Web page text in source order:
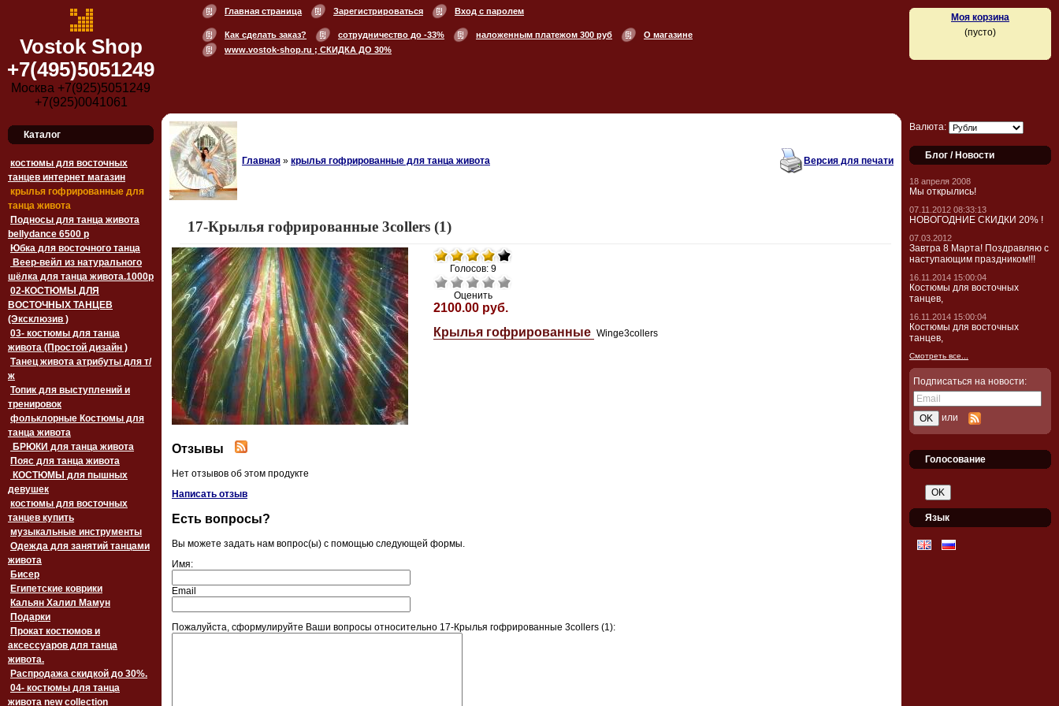
Vostok Shop
+7(495)5051249
Москва +7(925)5051249
+7(925)0041061
Главная страница Зарегистрироваться Вход с паролем
Как сделать заказ? сотрудничество до -33% наложенным платежом 300 руб
О магазине
www.vostok-shop.ru ; СКИДКА ДО 30%
Моя корзина
(пусто)
Каталог
костюмы для восточных
танцев интернет магазин
крылья гофрированные для
танца живота
Подносы для танца живота
bellydance 6500 p
Юбка для восточного танца
Веер-вейл из натурального
шёлка для танца живота.1000p
02-КОСТЮМЫ ДЛЯ
ВОСТОЧНЫХ ТАНЦЕВ
(Эксклюзив )
03- костюмы для танца
живота (Простой дизайн )
Танец живота атрибуты для т/
ж
Топик для выступлений и
тренировок
фольклорные Костюмы для
танца живота
БРЮКИ для танца живота
Пояс для танца живота
девушек
костюмы для восточных
танцев купить
музыкальные инструменты
Одежда для занятий танцами
живота
Бисер
Египетские коврики
Кальян Халил Мамун
Подарки
Прокат костюмов и
аксессуаров для танца
живота.
Распродажа скидкой до 30%.
04- костюмы для танца
живота new collection
Главная » крылья гофрированные для танца живота Версия для печати
17-Крылья гофрированные 3collers (1)
Голосов: 9
Оценить
2100.00 руб.
Крылья гофрированные Winge3collers
Отзывы
Нет отзывов об этом продукте
Написать отзыв
Есть вопросы?
Вы можете задать нам вопрос(ы) с помощью следующей формы.
Имя:
Email
Пожалуйста, сформулируйте Ваши вопросы относительно 17-Крылья гофрированные 3collers (1):
Валюта:
Блог / Новости
18 апреля 2008
Мы открылись!
07.11.2012 08:33:13
НОВОГОДНИЕ СКИДКИ 20% !
07.03.2012
Завтра 8 Марта! Поздравляю с
наступающим праздником!!!
16.11.2014 15:00:04
Костюмы для восточных
танцев,
16.11.2014 15:00:04
Костюмы для восточных
танцев,
Смотреть все...
Подписаться на новости:
или
Голосование
Язык